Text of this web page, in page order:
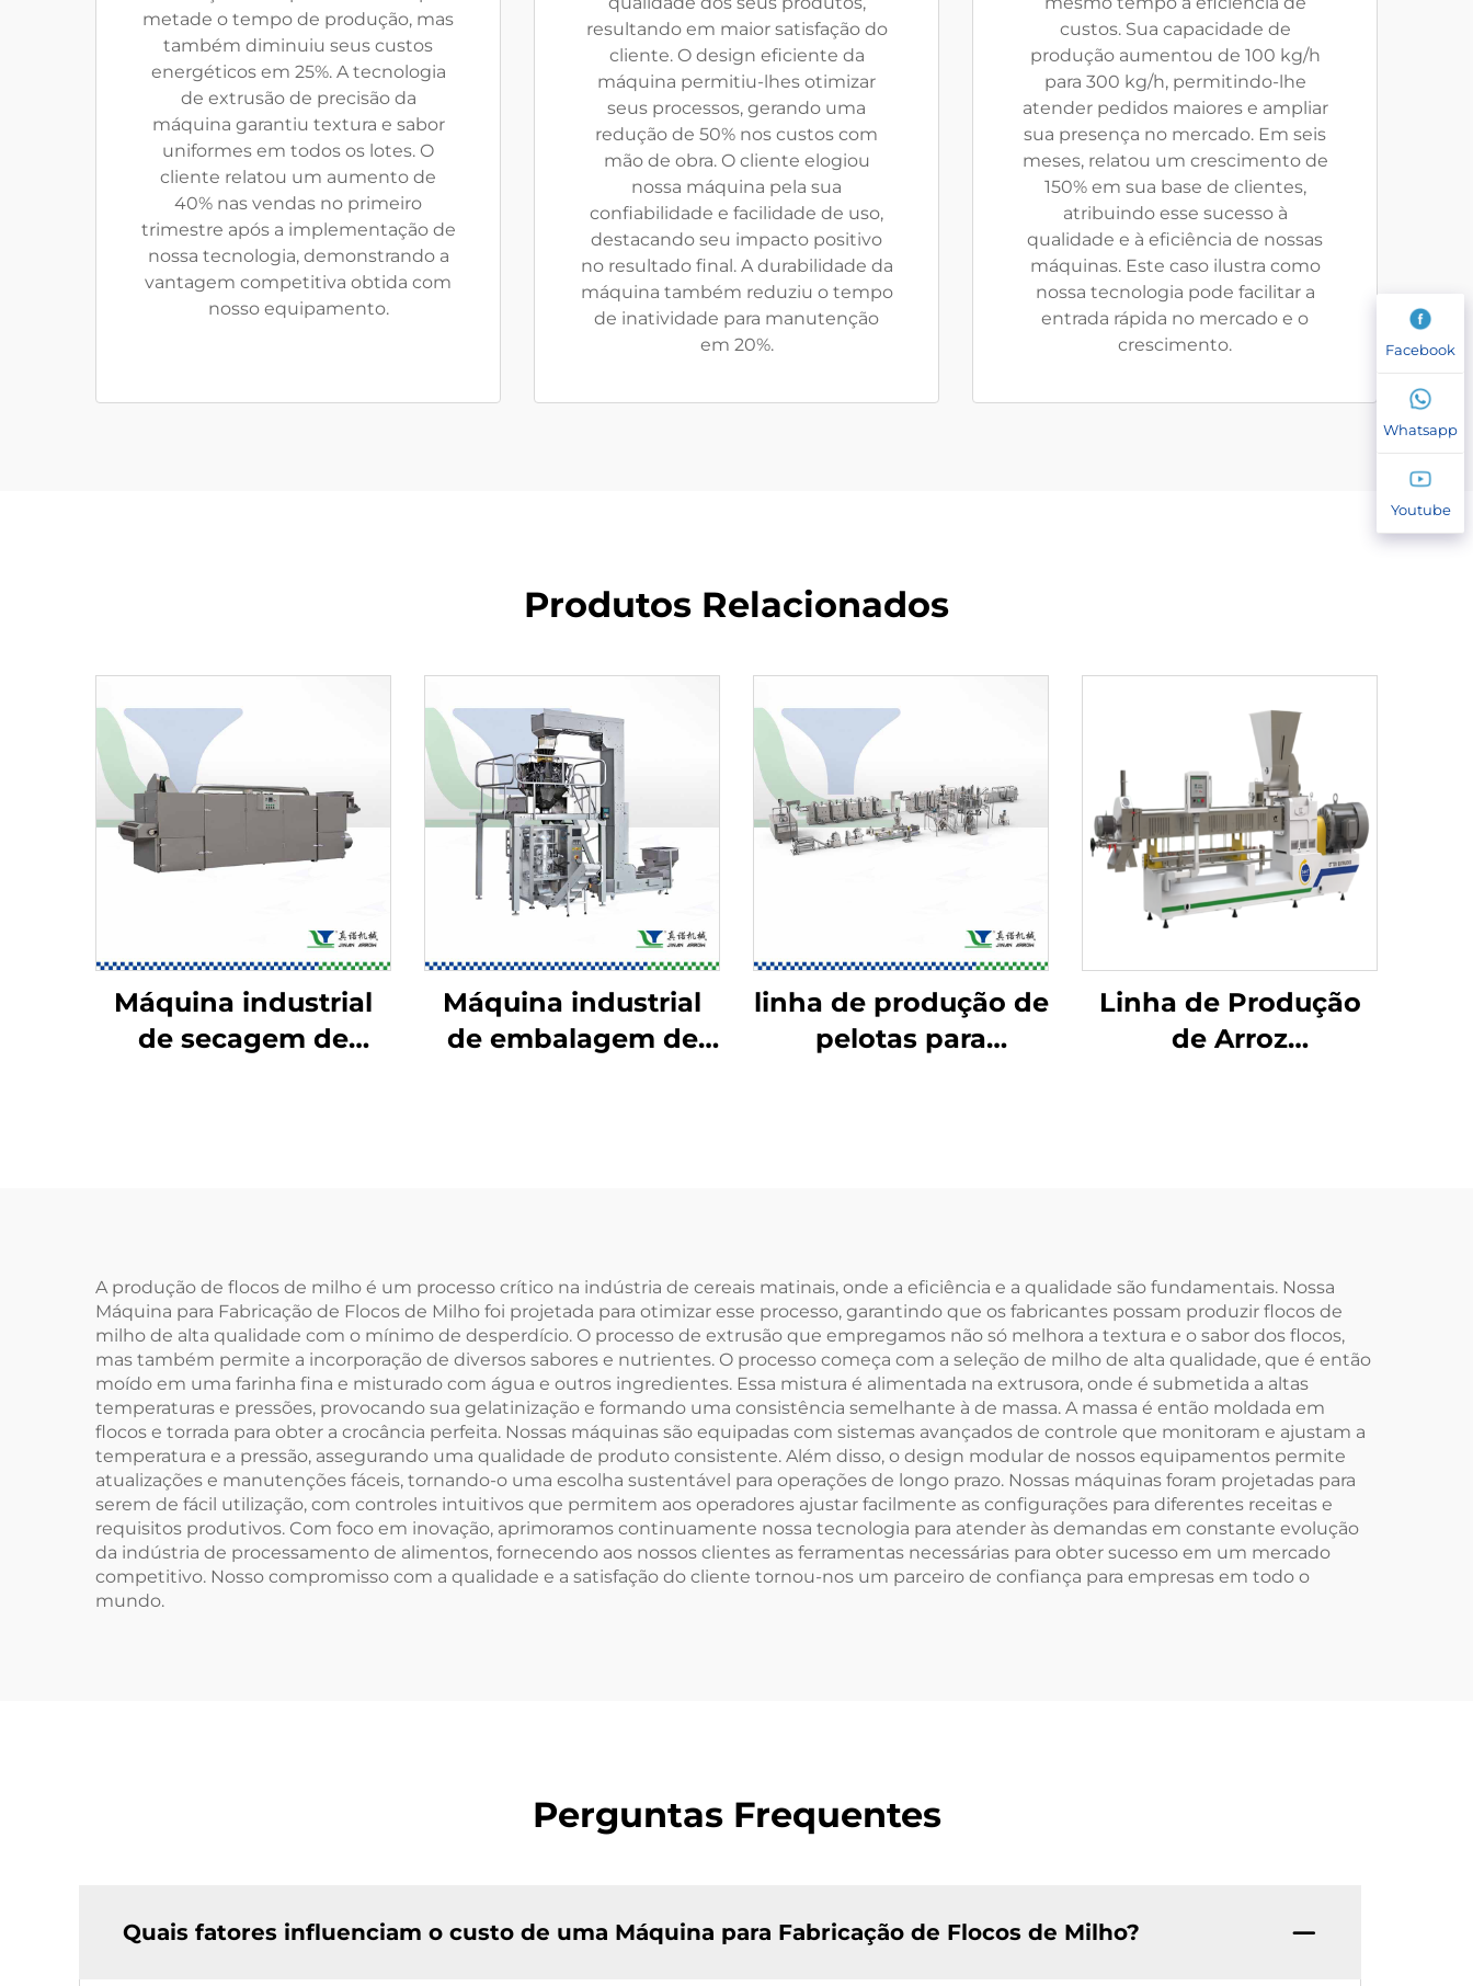
metade o tempo de produção, mas
também diminuiu seus custos
energéticos em 25%. A tecnologia
de extrusão de precisão da
máquina garantiu textura e sabor
uniformes em todos os lotes. O
cliente relatou um aumento de
40% nas vendas no primeiro
trimestre após a implementação de
nossa tecnologia, demonstrando a
vantagem competitiva obtida com
nosso equipamento.
resultando em maior satisfação do
cliente. O design eficiente da
máquina permitiu-lhes otimizar
seus processos, gerando uma
redução de 50% nos custos com
mão de obra. O cliente elogiou
nossa máquina pela sua
confiabilidade e facilidade de uso,
destacando seu impacto positivo
no resultado final. A durabilidade da
máquina também reduziu o tempo
de inatividade para manutenção
em 20%.
custos. Sua capacidade de
produção aumentou de 100 kg/h
para 300 kg/h, permitindo-lhe
atender pedidos maiores e ampliar
sua presença no mercado. Em seis
meses, relatou um crescimento de
150% em sua base de clientes,
atribuindo esse sucesso à
qualidade e à eficiência de nossas
máquinas. Este caso ilustra como
nossa tecnologia pode facilitar a
entrada rápida no mercado e o
crescimento.
Produtos Relacionados
Máquina industrial
de secagem de
Máquina industrial
de embalagem de
linha de produção de
pelotas para
Linha de Produção
de Arroz
A produção de flocos de milho é um processo crítico na indústria de cereais matinais, onde a eficiência e a qualidade são fundamentais. Nossa
Máquina para Fabricação de Flocos de Milho foi projetada para otimizar esse processo, garantindo que os fabricantes possam produzir flocos de
milho de alta qualidade com o mínimo de desperdício. O processo de extrusão que empregamos não só melhora a textura e o sabor dos flocos,
mas também permite a incorporação de diversos sabores e nutrientes. O processo começa com a seleção de milho de alta qualidade, que é então
moído em uma farinha fina e misturado com água e outros ingredientes. Essa mistura é alimentada na extrusora, onde é submetida a altas
temperaturas e pressões, provocando sua gelatinização e formando uma consistência semelhante à de massa. A massa é então moldada em
flocos e torrada para obter a crocância perfeita. Nossas máquinas são equipadas com sistemas avançados de controle que monitoram e ajustam a
temperatura e a pressão, assegurando uma qualidade de produto consistente. Além disso, o design modular de nossos equipamentos permite
atualizações e manutenções fáceis, tornando-o uma escolha sustentável para operações de longo prazo. Nossas máquinas foram projetadas para
serem de fácil utilização, com controles intuitivos que permitem aos operadores ajustar facilmente as configurações para diferentes receitas e
requisitos produtivos. Com foco em inovação, aprimoramos continuamente nossa tecnologia para atender às demandas em constante evolução
da indústria de processamento de alimentos, fornecendo aos nossos clientes as ferramentas necessárias para obter sucesso em um mercado
competitivo. Nosso compromisso com a qualidade e a satisfação do cliente tornou-nos um parceiro de confiança para empresas em todo o
mundo.
Perguntas Frequentes
Quais fatores influenciam o custo de uma Máquina para Fabricação de Flocos de Milho?
Facebook
Whatsapp
Youtube